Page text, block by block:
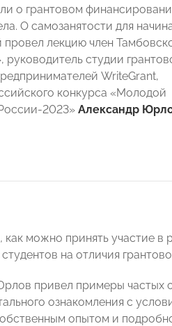
о грантовом
О самозанятости для
лекцию член
студии
WriteGrant,
конкурса «Молодой
2023» Александр
как можно принять участие
на отличия
привел примеры частых
ознакомления с
опытом и